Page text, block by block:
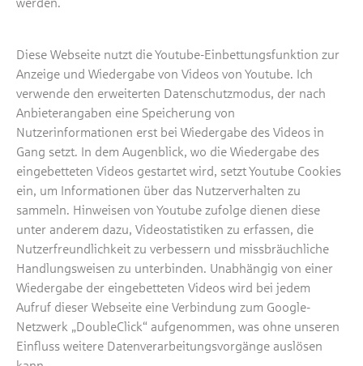
werden.
Diese Webseite nutzt die Youtube-Einbettungsfunktion zur
Anzeige und Wiedergabe von Videos von Youtube. Ich
verwende den erweiterten Datenschutzmodus, der nach
Anbieterangaben eine Speicherung von
Nutzerinformationen erst bei Wiedergabe des Videos in
Gang setzt. In dem Augenblick, wo die Wiedergabe des
eingebetteten Videos gestartet wird, setzt Youtube Cookies
ein, um Informationen über das Nutzerverhalten zu
sammeln. Hinweisen von Youtube zufolge dienen diese
unter anderem dazu, Videostatistiken zu erfassen, die
Nutzerfreundlichkeit zu verbessern und missbräuchliche
Handlungsweisen zu unterbinden. Unabhängig von einer
Wiedergabe der eingebetteten Videos wird bei jedem
Aufruf dieser Webseite eine Verbindung zum Google-
Netzwerk „DoubleClick“ aufgenommen, was ohne unseren
Einfluss weitere Datenverarbeitungsvorgänge auslösen